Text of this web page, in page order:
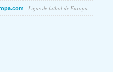
- Ligas de futbol de Europa